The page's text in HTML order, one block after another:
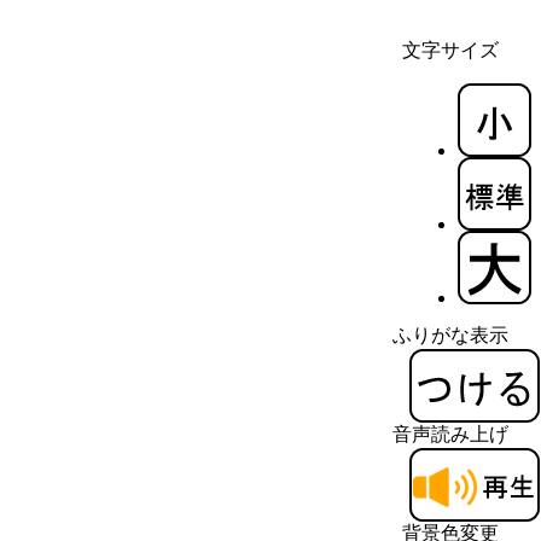
文字サイズ
ふりがな表示
音声読み上げ
背景色変更